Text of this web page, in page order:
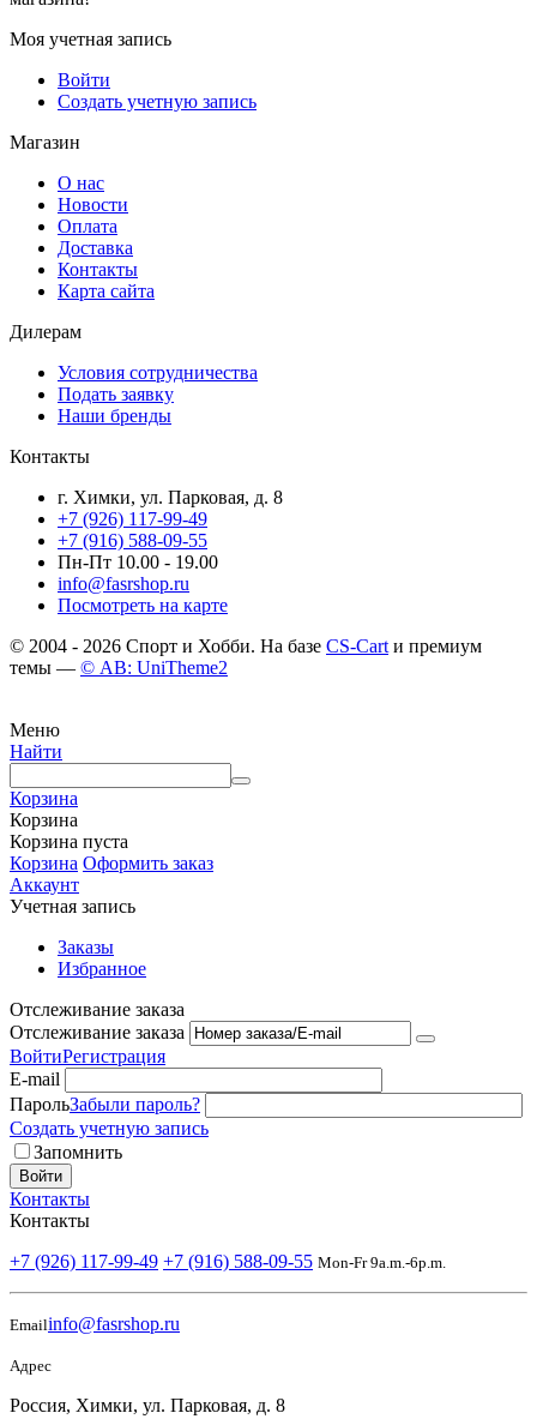
Моя учетная запись
Войти
Создать учетную запись
Магазин
О нас
Новости
Оплата
Доставка
Контакты
Карта сайта
Дилерам
Условия сотрудничества
Подать заявку
Наши бренды
Контакты
г. Химки, ул. Парковая, д. 8
+7 (926) 117-99-49
+7 (916) 588-09-55
Пн-Пт 10.00 - 19.00
info@fasrshop.ru
Посмотреть на карте
© 2004 - 2026 Спорт и Хобби. На базе CS-Cart и премиум
темы — © AB: UniTheme2
Меню
Найти
Корзина
Корзина
Корзина пуста
Корзина Оформить заказ
Аккаунт
Учетная запись
Заказы
Избранное
Отслеживание заказа
Отслеживание заказа
ВойтиРегистрация
E-mail
ПарольЗабыли пароль?
Создать учетную запись
Запомнить
Войти
Контакты
Контакты
+7 (926) 117-99-49 +7 (916) 588-09-55 Mon-Fr 9a.m.-6p.m.
Emailinfo@fasrshop.ru
Адрес
Россия, Химки, ул. Парковая, д. 8